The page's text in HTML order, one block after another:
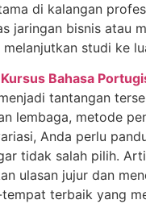
di kalangan
jaringan bisnis atau
studi ke
Kursus Bahasa
tantangan
lembaga, metode
Anda perlu
tidak salah pilih.
ulasan jujur dan
terbaik yang